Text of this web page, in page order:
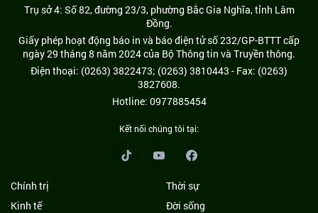
Trụ sở 4: Số 82, đường 23/3, phường Bắc Gia Nghĩa, tỉnh Lâm
Đồng.
Giấy phép hoạt động báo in và báo điện tử số 232/GP-BTTT cấp
ngày 29 tháng 8 năm 2024 của Bộ Thông tin và Truyền thông.
Điện thoại: (0263) 3822473; (0263) 3810443 - Fax: (0263)
3827608.
Hotline: 0977885454
Kết nối chúng tôi tại:
Chính trị
Thời sự
Kinh tế
Đời sống